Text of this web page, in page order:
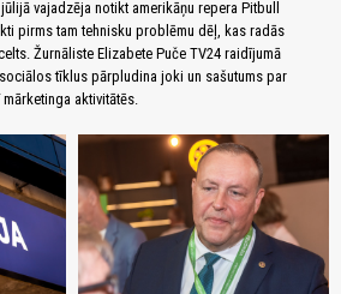
vajadzēja notikt amerikāņu repera Pitbull
pirms tam tehnisku problēmu dēļ, kas radās
Žurnāliste Elizabete Puče TV24 raidījumā
tīklus pārpludina joki un sašutums par
aktivitātēs.